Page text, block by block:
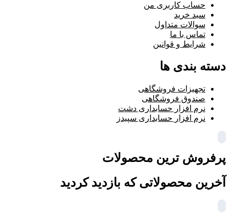
حساب کاربری من
سبد خرید
سوالات متداول
تماس با ما
شرایط و قوانین
دسته بندی ها
تجهیزات فروشگاهی
صندوق فروشگاهی
نرم افزار حسابداری دشت
نرم افزار حسابداری سپیدز
پرفروش ترین محصولات
آخرین محصولاتی که بازدید کردید